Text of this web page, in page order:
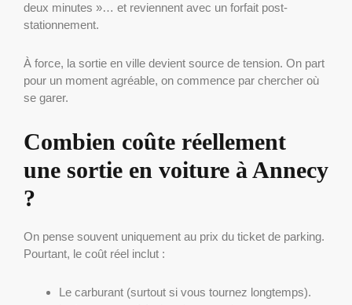
deux minutes »… et reviennent avec un forfait post-
stationnement.
À force, la sortie en ville devient source de tension. On part
pour un moment agréable, on commence par chercher où
se garer.
Combien coûte réellement
une sortie en voiture à Annecy
?
On pense souvent uniquement au prix du ticket de parking.
Pourtant, le coût réel inclut :
Le carburant (surtout si vous tournez longtemps).